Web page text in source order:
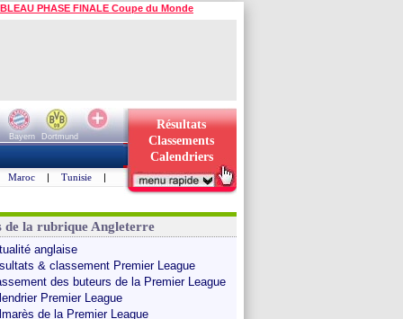
PHASE FINALE Coupe du Monde
Bayern
Dortmund
Résultats
Classements
Calendriers
Maroc | Tunisie |
de la rubrique Angleterre
anglaise
& classement Premier League
des buteurs de la Premier League
Premier League
de la Premier League